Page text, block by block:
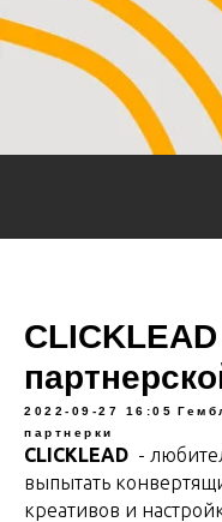
2022-09-27 16:05
партнерки
CLICKLEAD -
выпытать
креативов и